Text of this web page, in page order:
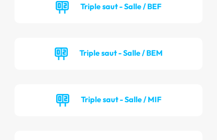
Triple saut - Salle / BEF
Triple saut - Salle / BEM
Triple saut - Salle / MIF